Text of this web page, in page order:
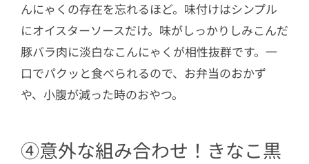
んにゃくの存在を忘れるほど。味付けはシンプル
にオイスターソースだけ。味がしっかりしみこんだ
豚バラ肉に淡白なこんにゃくが相性抜群です。一
口でパクッと食べられるので、お弁当のおかず
や、小腹が減った時のおやつ。
④意外な組み合わせ！きなこ黒